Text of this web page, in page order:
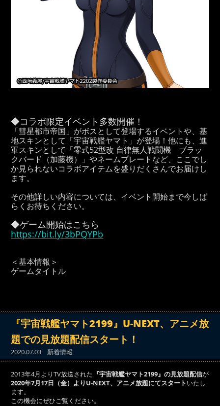
◆コラボ限定イベント多数開催！
「彗星都市帝国」がボスとして登場するイベントや、基
地スキンとして「宇宙戦艦ヤマト」が登場！他にも、進
軍スキンとして「零式52型改 自律無人戦闘機 ブラッ
クバード（加藤機）」やネームプレートなど、ここでし
か見られないコラボアイテムを盛りだくさんでお届けし
ます。
その他詳しい内容については、イベント開始まで今しば
らくお待ちください。
◆ゲーム開始はこちら
https://bit.ly/3bPQYPb
＜基本情報＞
ゲームタイトル
『宇宙戦艦ヤマト2199』U-NEXT、アニメ放
題での見放題配信スタート！
2020.07.03 新着情報
2013年4月よりTV放送された 『宇宙戦艦ヤマト2199』の見放題配信が
2020年7月17日（金）よりU-NEXT、アニメ放題にてスタートいたし
ます。
この機会にぜひご覧ください。